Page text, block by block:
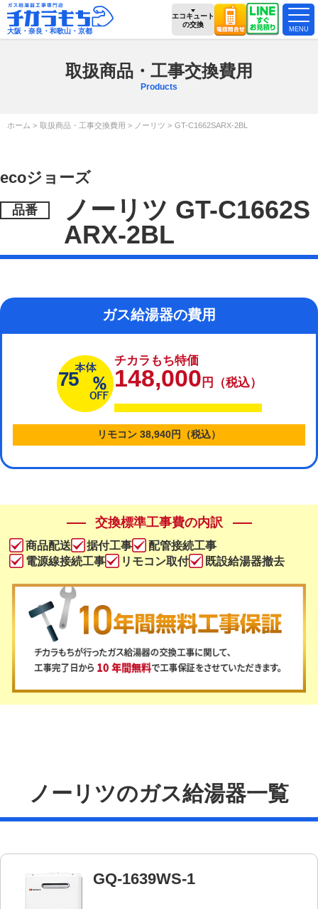
大阪・奈良・和歌山・京都
エコキュート
の交換
取扱商品・工事交換費用
Products
ホーム 取扱商品・工事交換費用 ノーリツ GT-C1662SARX-2BL
ecoジョーズ
ノーリツ GT-C1662S
ARX-2BL
ガス給湯器の費用
75
チカラもち特価
148,000 円（税込）
リモコン 38,940円（税込）
交換標準工事費の内訳
商品配送 据付工事
配管接続工事
電源線接続工事
リモコン取付 既設給湯器撤去
ノーリツのガス給湯器一覧
GQ-1639WS-1